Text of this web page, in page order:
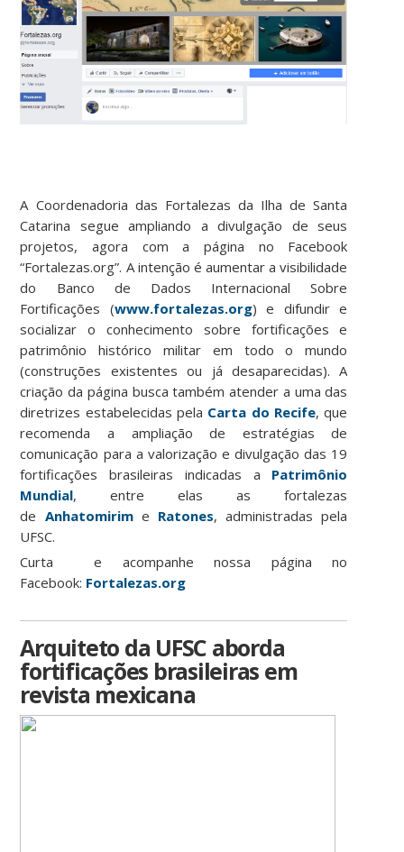
A Coordenadoria das Fortalezas da Ilha de Santa
Catarina segue ampliando a divulgação de seus
projetos, agora com a página no Facebook
“Fortalezas.org”. A intenção é aumentar a visibilidade
do Banco de Dados Internacional Sobre
Fortificações (www.fortalezas.org) e difundir e
socializar o conhecimento sobre fortificações e
patrimônio histórico militar em todo o mundo
(construções existentes ou já desaparecidas). A
criação da página busca também atender a uma das
diretrizes estabelecidas pela Carta do Recife, que
recomenda a ampliação de estratégias de
comunicação para a valorização e divulgação das 19
fortificações brasileiras indicadas a Patrimônio
Mundial, entre elas as fortalezas
de Anhatomirime Ratones, administradas pela
UFSC.
Curta e acompanhe nossa página no
Facebook: Fortalezas.org
Arquiteto da UFSC aborda
fortificações brasileiras em
revista mexicana